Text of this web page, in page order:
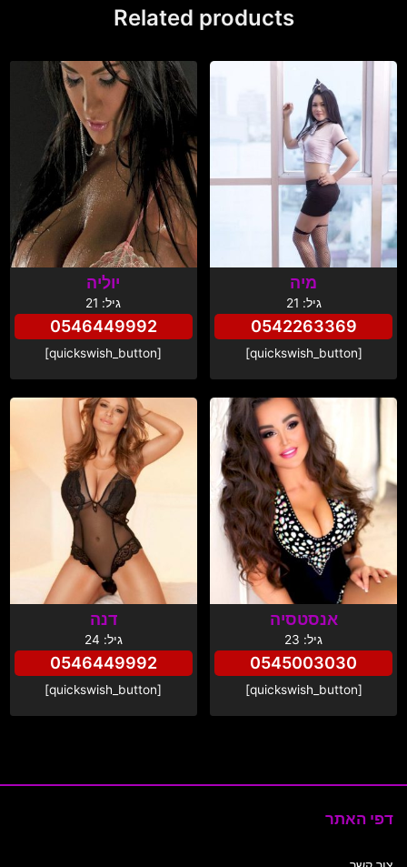
Related products
מיה
גיל: 21
0542263369
[quickswish_button]
יוליה
גיל: 21
0546449992
[quickswish_button]
אנסטסיה
גיל: 23
0545003030
[quickswish_button]
דנה
גיל: 24
0546449992
[quickswish_button]
דפי האתר